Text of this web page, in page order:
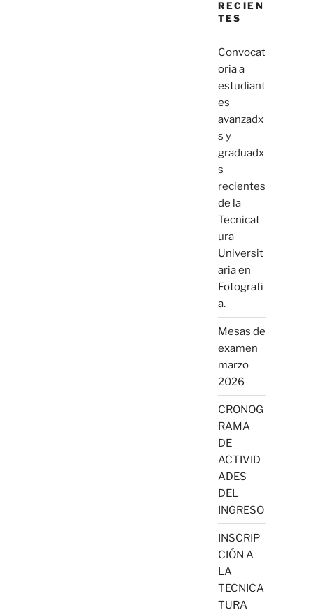
RECIEN
TES
Convocat
oria a
estudiant
es
avanzadx
s y
graduadx
s
recientes
de la
Tecnicat
ura
Universit
aria en
Fotografí
a.
Mesas de
examen
marzo
2026
CRONOG
RAMA
DE
ACTIVID
ADES
DEL
INGRESO
INSCRIP
CIÓN A
LA
TECNICA
TURA